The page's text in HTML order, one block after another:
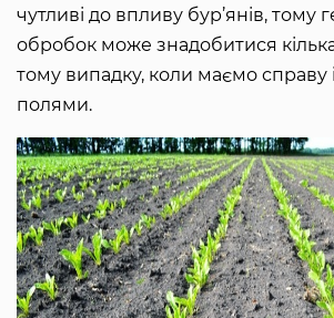
чутливі до впливу бур’янів, тому
обробок може знадобитися
тому випадку, коли маємо справу
полями.